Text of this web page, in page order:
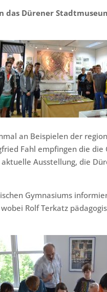
das Dürener
an Beispielen der
Fahl empfingen die die
Ausstellung, die
Gymnasiums
Rolf Terkatz